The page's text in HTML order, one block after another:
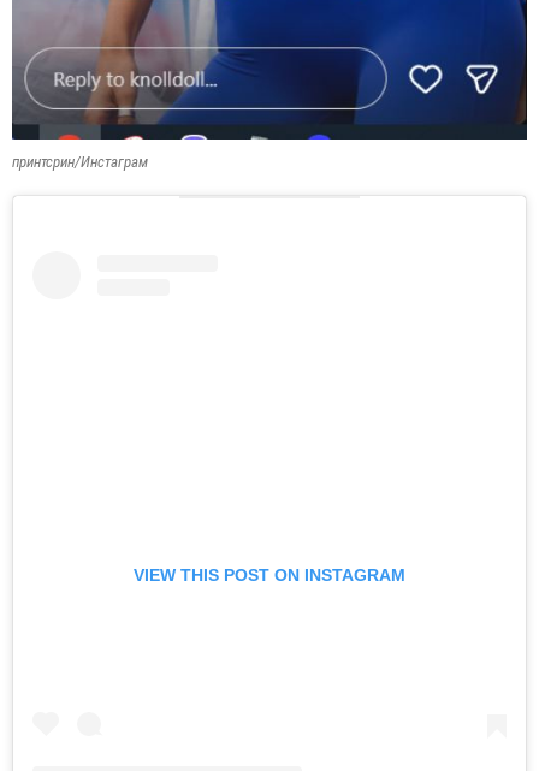
принтсрин/Инстаграм
VIEW THIS POST ON INSTAGRAM